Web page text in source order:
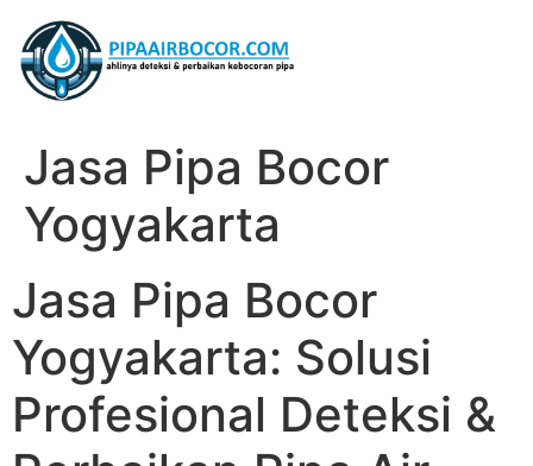
Jasa Pipa Bocor
Yogyakarta
Jasa Pipa Bocor
Yogyakarta: Solusi
Profesional Deteksi &